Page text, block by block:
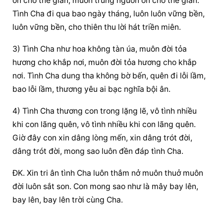
Tình Cha đi qua bao ngày tháng, luôn luôn vững bền,
luôn vững bền, cho thiên thu lời hát triền miên.
3) Tình Cha như hoa không tàn úa, muôn đời tỏa
hương cho khắp nơi, muôn đời tỏa hương cho khắp
nơi. Tình Cha dung tha không bờ bến, quên đi lỗi lầm,
bao lỗi lầm, thương yêu ai bạc nghĩa bội ân.
4) Tình Cha thương con trong lặng lẽ, vô tình nhiều
khi con lãng quên, vô tình nhiều khi con lãng quên.
Giờ đây con xin dâng lòng mến, xin dâng trót đời,
dâng trót đời, mong sao luôn đền đáp tình Cha.
ĐK. Xin tri ân tình Cha luôn thắm nở muôn thuở muôn
đời luôn sắt son. Con mong sao như là mây bay lên,
bay lên, bay lên trời cùng Cha.